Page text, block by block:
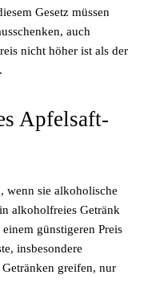
Gesetz müssen
auch
nicht höher ist als der
Apfelsaft-
wenn sie alkoholische
alkoholfreies Getränk
günstigeren Preis
insbesondere
greifen, nur